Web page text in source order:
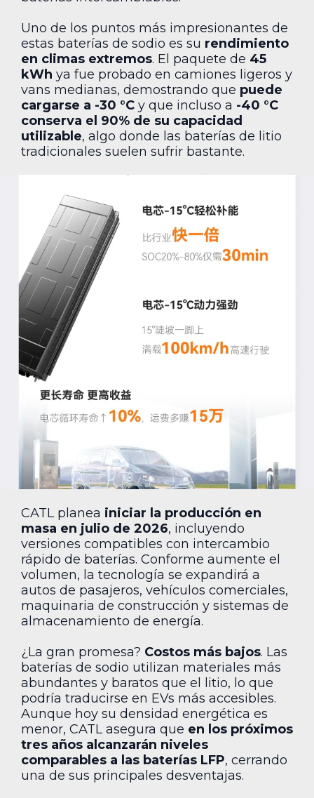
Uno de los puntos más impresionantes de
estas baterías de sodio es su rendimiento
en climas extremos. El paquete de 45
kWh ya fue probado en camiones ligeros y
vans medianas, demostrando que puede
cargarse a -30 °C y que incluso a -40 °C
conserva el 90% de su capacidad
utilizable, algo donde las baterías de litio
tradicionales suelen sufrir bastante.
CATL planea iniciar la producción en
masa en julio de 2026, incluyendo
versiones compatibles con intercambio
rápido de baterías. Conforme aumente el
volumen, la tecnología se expandirá a
autos de pasajeros, vehículos comerciales,
maquinaria de construcción y sistemas de
almacenamiento de energía.
¿La gran promesa? Costos más bajos. Las
baterías de sodio utilizan materiales más
abundantes y baratos que el litio, lo que
podría traducirse en EVs más accesibles.
Aunque hoy su densidad energética es
menor, CATL asegura que en los próximos
tres años alcanzarán niveles
comparables a las baterías LFP, cerrando
una de sus principales desventajas.